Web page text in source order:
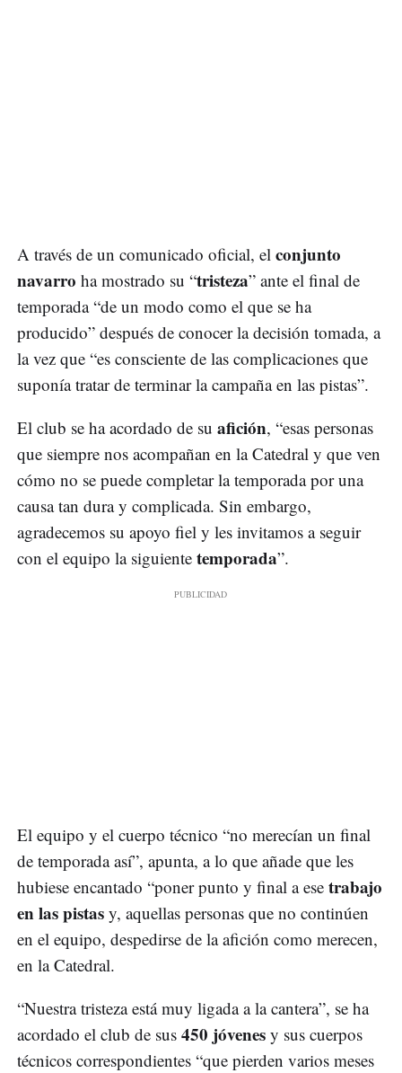
A través de un comunicado oficial, el conjunto
navarro ha mostrado su “tristeza” ante el final de
temporada “de un modo como el que se ha
producido” después de conocer la decisión tomada, a
la vez que “es consciente de las complicaciones que
suponía tratar de terminar la campaña en las pistas”.
El club se ha acordado de su afición, “esas personas
que siempre nos acompañan en la Catedral y que ven
cómo no se puede completar la temporada por una
causa tan dura y complicada. Sin embargo,
agradecemos su apoyo fiel y les invitamos a seguir
con el equipo la siguiente temporada”.
El equipo y el cuerpo técnico “no merecían un final
de temporada así”, apunta, a lo que añade que les
hubiese encantado “poner punto y final a ese trabajo
en las pistas y, aquellas personas que no continúen
en el equipo, despedirse de la afición como merecen,
en la Catedral.
“Nuestra tristeza está muy ligada a la cantera”, se ha
acordado el club de sus 450 jóvenes y sus cuerpos
técnicos correspondientes “que pierden varios meses